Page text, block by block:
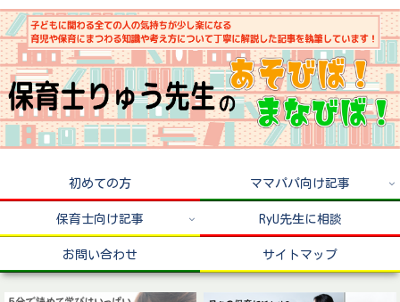
初めての方 ママパパ向け記事
保育士向け記事 RyU先生に相談
お問い合わせ サイトマップ